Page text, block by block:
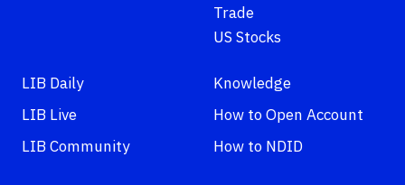
Trade
US Stocks
LIB Daily
LIB Live
LIB Community
Knowledge
How to Open Account
How to NDID